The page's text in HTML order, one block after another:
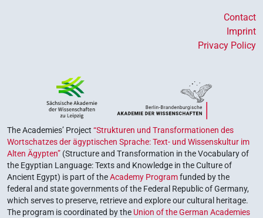
Contact
Imprint
Privacy Policy
The Academies’ Project “Strukturen und Transformationen des
Wortschatzes der ägyptischen Sprache: Text- und Wissenskultur im
Alten Ägypten” (Structure and Transformation in the Vocabulary of
the Egyptian Language: Texts and Knowledge in the Culture of
Ancient Egypt) is part of theAcademy Programfunded by the
federal and state governments of the Federal Republic of Germany,
which serves to preserve, retrieve and explore our cultural heritage.
The program is coordinated by the Union of the German Academies